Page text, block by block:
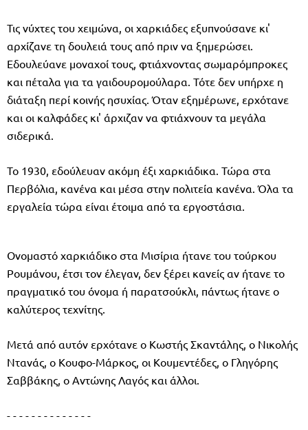
Τις νύχτες του χειμώνα, οι χαρκιάδες εξυπνούσανε κι'
αρχίζανε τη δουλειά τους από πριν να ξημερώσει.
Εδουλεύανε μοναχοί τους, φτιάχνοντας σωμαρόμπροκες
και πέταλα για τα γαιδουρομούλαρα. Τότε δεν υπήρχε η
διάταξη περί κοινής ησυχίας. Όταν εξημέρωνε, ερχότανε
και οι καλφάδες κι' άρχιζαν να φτιάχνουν τα μεγάλα
σιδερικά.
Το 1930, εδούλευαν ακόμη έξι χαρκιάδικα. Τώρα στα
Περβόλια, κανένα και μέσα στην πολιτεία κανένα. Όλα τα
εργαλεία τώρα είναι έτοιμα από τα εργοστάσια.
Ονομαστό χαρκιάδικο στα Μισίρια ήτανε του τούρκου
Ρουμάνου, έτσι τον έλεγαν, δεν ξέρει κανείς αν ήτανε το
πραγματικό του όνομα ή παρατσούκλι, πάντως ήτανε ο
καλύτερος τεχνίτης.
Μετά από αυτόν ερχότανε ο Κωστής Σκαντάλης, ο Νικολής
Ντανάς, ο Κουφο-Μάρκος, οι Κουμεντέδες, ο Γληγόρης
Σαββάκης, ο Αντώνης Λαγός και άλλοι.
- - - - - - - - - - - - - -